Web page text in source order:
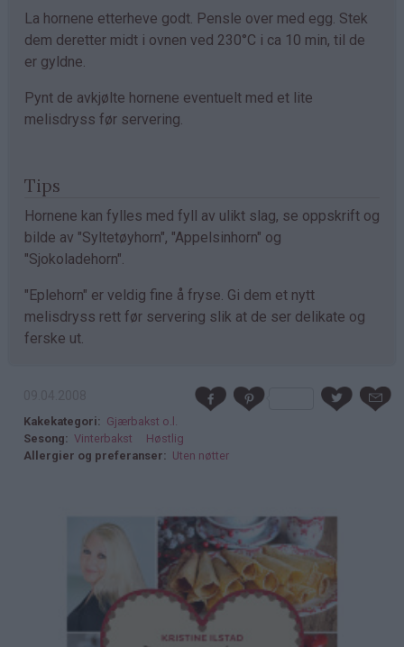
La hornene etterheve godt. Pensle over med egg. Stek
dem deretter midt i ovnen ved 230°C i ca 10 min, til de
er gyldne.
Pynt de avkjølte hornene eventuelt med et lite
melisdryss før servering.
Tips
Hornene kan fylles med fyll av ulikt slag, se oppskrift og
bilde av "Syltetøyhorn", "Appelsinhorn" og
"Sjokoladehorn".
"Eplehorn" er veldig fine å fryse. Gi dem et nytt
melisdryss rett før servering slik at de ser delikate og
ferske ut.
Kakekategori
Gjærbakst o.l.
Sesong
Vinterbakst
Høstlig
Allergier og preferanser
Uten nøtter